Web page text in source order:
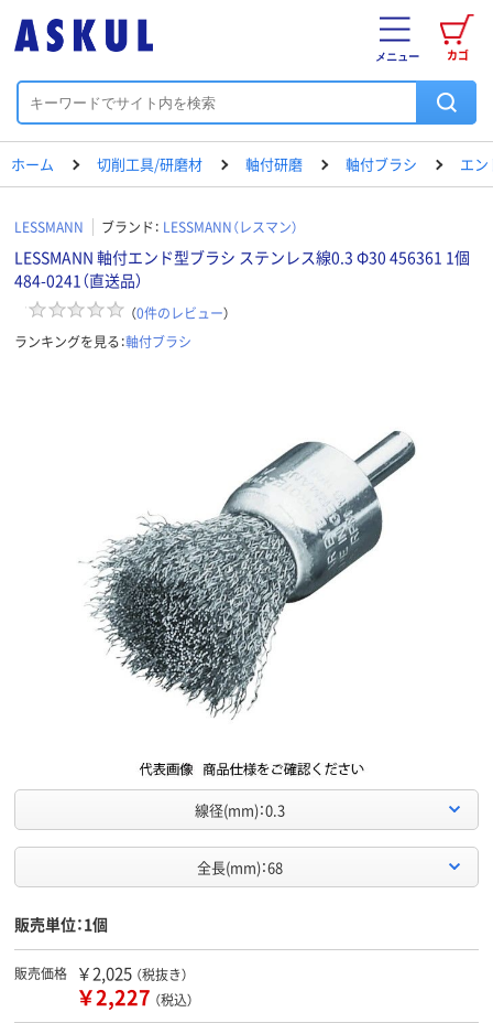
カゴ
メニュー
ホーム 切削工具/研磨材 軸付研磨 軸付ブラシ エ
LESSMANN ブランド： LESSMANN（レスマン）
LESSMANN 軸付エンド型ブラシ ステンレス線0.3 Φ30 456361 1個
484-0241（直送品）
（0件のレビュー）
ランキングを見る：軸付ブラシ
線径(mm)：0.3
全長(mm)：68
販売単位：1個
販売価格 ￥2,025 （税抜き）
￥2,227 （税込）